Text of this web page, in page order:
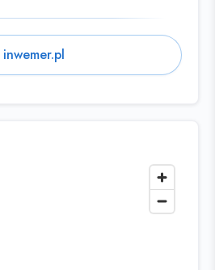
inwemer.pl